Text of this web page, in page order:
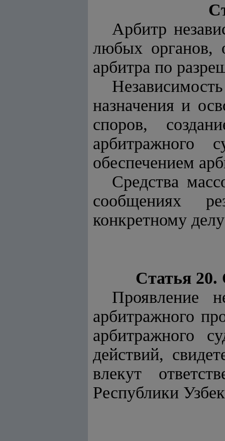
Арбитр
любых органов,
арбитра по
назначения и
споров,
арбитражного
обеспечением
Средства
сообщениях
конкретному
Статья 20.
Проявление
арбитражного
арбитражного
действий,
влекут
Республики